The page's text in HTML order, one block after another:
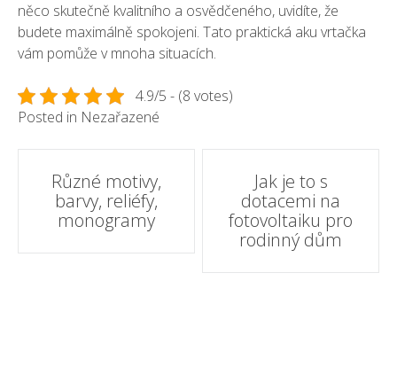
něco skutečně kvalitního a osvědčeného, uvidíte, že
budete maximálně spokojeni. Tato praktická aku vrtačka
vám pomůže v mnoha situacích.
4.9/5 - (8 votes)
Posted in Nezařazené
Post
navigation
Různé motivy,
barvy, reliéfy,
monogramy
Jak je to s
dotacemi na
fotovoltaiku pro
rodinný dům